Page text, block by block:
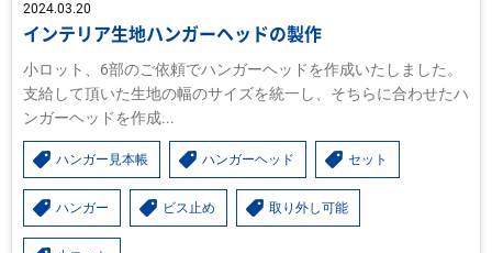
2024.03.20
インテリア生地ハンガーヘッドの製作
小ロット、6部のご依頼でハンガーヘッドを作成いたしました。
支給して頂いた生地の幅のサイズを統一し、そちらに合わせたハ
ンガーヘッドを作成...
ハンガー見本帳 ハンガーヘッド セット
ハンガー ビス止め 取り外し可能